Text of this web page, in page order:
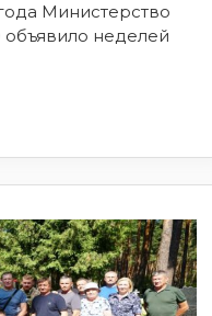
Министерство
неделей